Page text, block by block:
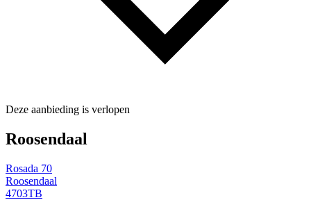
Deze aanbieding is verlopen
Roosendaal
Rosada 70
Roosendaal
4703TB